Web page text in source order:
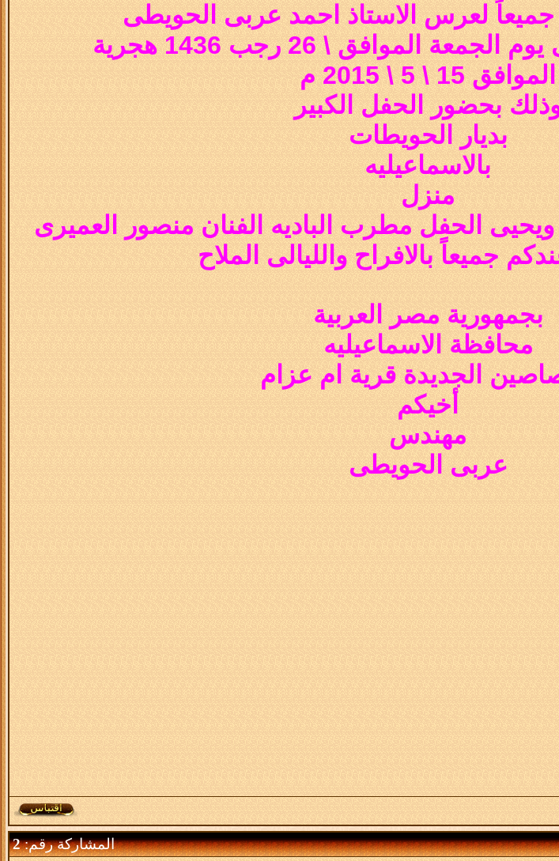
لعرس الاستاذ احمد عربى الحويطى
الموافق \ 26 رجب 1436 هجرية
الموافق 15 \ 5 \ 2015 م
بحضور الحفل الكبير
بديار الحويطات
بالاسماعيليه
منزل
الحفل مطرب الباديه الفنان منصور العميرى
جميعاً بالافراح والليالى الملاح
بجمهورية مصر العربية
محافظة الاسماعيليه
الجديدة قرية ام عزام
أخيكم
مهندس
عربى الحويطى
المشاركة رقم:2